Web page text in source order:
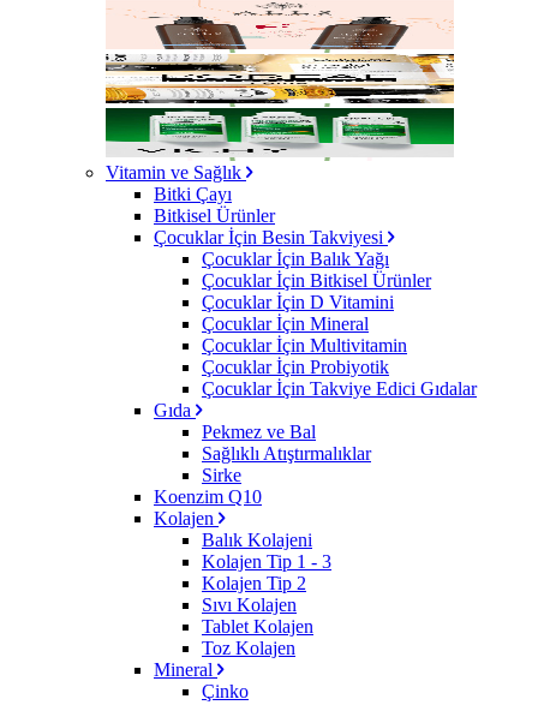
Vitamin ve Sağlık
Bitki Çayı
Bitkisel Ürünler
Çocuklar İçin Besin Takviyesi
Çocuklar İçin Balık Yağı
Çocuklar İçin Bitkisel Ürünler
Çocuklar İçin D Vitamini
Çocuklar İçin Mineral
Çocuklar İçin Multivitamin
Çocuklar İçin Probiyotik
Çocuklar İçin Takviye Edici Gıdalar
Gıda
Pekmez ve Bal
Sağlıklı Atıştırmalıklar
Sirke
Koenzim Q10
Kolajen
Balık Kolajeni
Kolajen Tip 1 - 3
Kolajen Tip 2
Sıvı Kolajen
Tablet Kolajen
Toz Kolajen
Mineral
Çinko